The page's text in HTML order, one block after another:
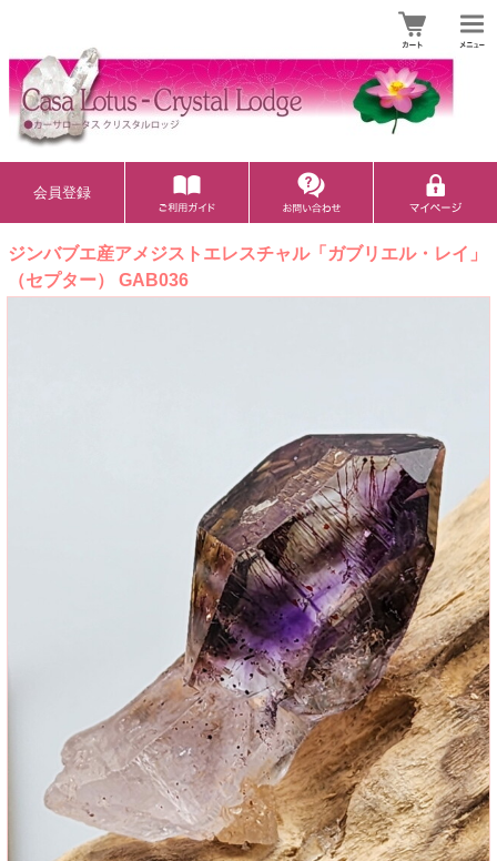
会員登録
ジンバブエ産アメジストエレスチャル「ガブリエル・レイ」
（セプター） GAB036